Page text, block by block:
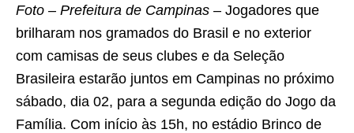
Foto – Prefeitura de Campinas – Jogadores que
brilharam nos gramados do Brasil e no exterior
com camisas de seus clubes e da Seleção
Brasileira estarão juntos em Campinas no próximo
sábado, dia 02, para a segunda edição do Jogo da
Família. Com início às 15h, no estádio Brinco de